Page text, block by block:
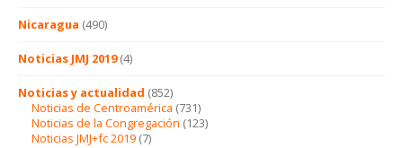
Nicaragua (490)
Noticias JMJ 2019(4)
Noticias y actualidad (852)
Noticias de Centroamérica (731)
Noticias de la Congregación (123)
Noticias JMJ+fc 2019 (7)